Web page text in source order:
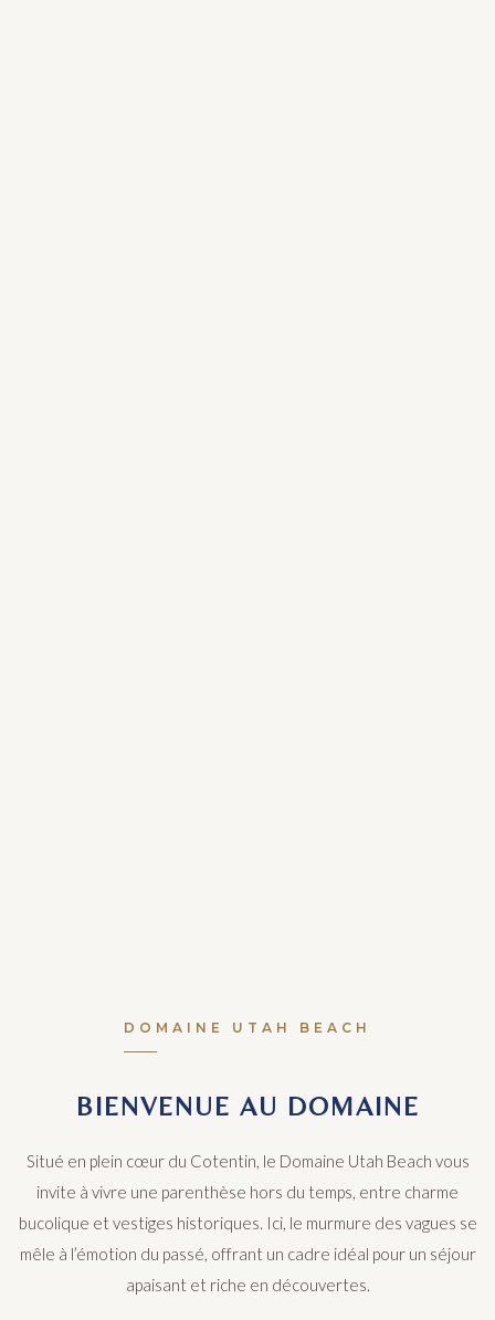
DOMAINE UTAH BEACH
BIENVENUE AU DOMAINE
Situé en plein cœur du Cotentin, le Domaine Utah Beach vous
invite à vivre une parenthèse hors du temps, entre charme
bucolique et vestiges historiques. Ici, le murmure des vagues se
mêle à l’émotion du passé, offrant un cadre idéal pour un séjour
apaisant et riche en découvertes.